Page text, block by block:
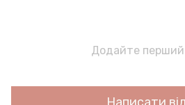
Додайте перший